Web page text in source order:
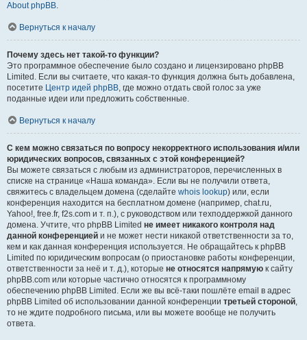
About phpBB.
Вернуться к началу
Почему здесь нет такой-то функции?
Это программное обеспечение было создано и лицензировано phpBB
Limited. Если вы считаете, что какая-то функция должна быть добавлена,
посетите Центр идей phpBB, где можно отдать свой голос за уже
поданные идеи или предложить собственные.
Вернуться к началу
С кем можно связаться по вопросу некорректного использования и/или
юридических вопросов, связанных с этой конференцией?
Вы можете связаться с любым из администраторов, перечисленных в
списке на странице «Наша команда». Если вы не получили ответа,
свяжитесь с владельцем домена (сделайте whois lookup) или, если
конференция находится на бесплатном домене (например, chat.ru,
Yahoo!, free.fr, f2s.com и т. п.), с руководством или техподдержкой данного
домена. Учтите, что phpBB Limited не имеет никакого контроля над
данной конференцией и не может нести никакой ответственности за то,
кем и как данная конференция используется. Не обращайтесь к phpBB
Limited по юридическим вопросам (о приостановке работы конференции,
ответственности за неё и т. д.), которые не относятся напрямую к сайту
phpBB.com или которые частично относятся к программному
обеспечению phpBB Limited. Если же вы всё-таки пошлёте email в адрес
phpBB Limited об использовании данной конференции третьей стороной,
то не ждите подробного письма, или вы можете вообще не получить
ответа.